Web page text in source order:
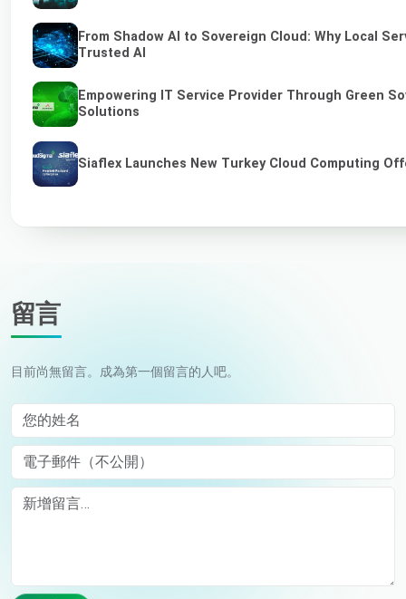
From Shadow AI to Sovereign Cloud: Why Local
Trusted AI
Empowering IT Service Provider Through Green
Solutions
Siaflex Launches New Turkey Cloud Computing
留言
目前尚無留言。成為第一個留言的人吧。
您的姓名
電子郵件（不公開）
Comment